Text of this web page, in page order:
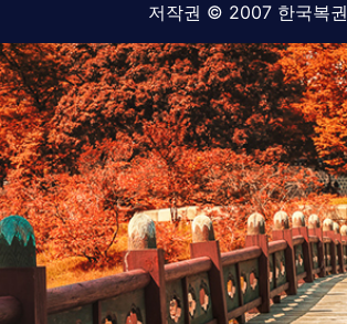
저작권 © 2007 한국복권